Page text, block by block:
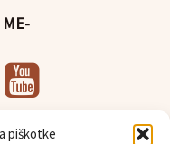
piškotke